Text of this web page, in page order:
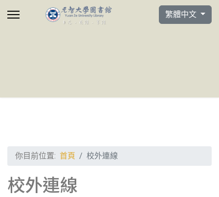
選擇你的語言
繁體中文
你目前位置: 首頁 校外連線
校外連線